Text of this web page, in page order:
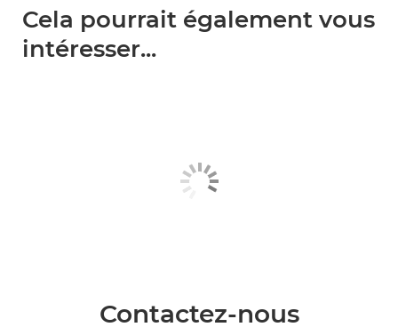
Cela pourrait également vous
intéresser...
Contactez-nous